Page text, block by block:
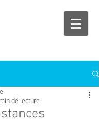
de lecture